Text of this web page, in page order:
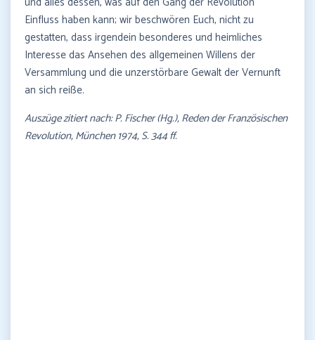
Einfluss haben kann; wir beschwören Euch, nicht zu
gestatten, dass irgendein besonderes und heimliches
Interesse das Ansehen des allgemeinen Willens der
Versammlung und die unzerstörbare Gewalt der Vernunft
an sich reiße.
Auszüge zitiert nach: P. Fischer (Hg.), Reden der Französischen
Revolution, München 1974, S. 344 ff.